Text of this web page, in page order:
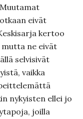
eivät
kertoo
ne eivät
selvisivät
vaikka
nykyisten ellei jo
joilla